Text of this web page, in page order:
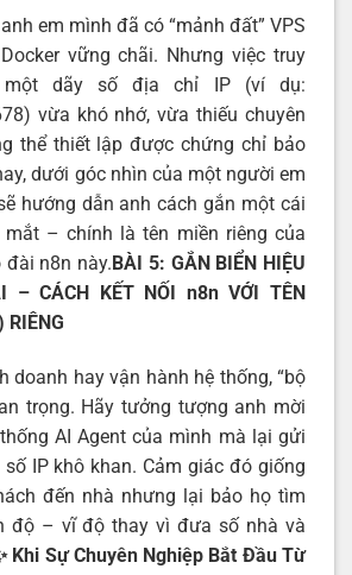
em mình đã có “mảnh đất” VPS
vững chãi. Nhưng việc truy
dãy số địa chỉ IP (ví dụ:
vừa khó nhớ, vừa thiếu chuyên
thể thiết lập được chứng chỉ bảo
dưới góc nhìn của một người em
hướng dẫn anh cách gắn một cái
mắt – chính là tên miền riêng của
n8n này.BÀI 5: GẮN BIỂN HIỆU
– CÁCH KẾT NỐI n8n VỚI TÊN
RIÊNG
doanh hay vận hành hệ thống, “bộ
trọng. Hãy tưởng tượng anh mời
AI Agent của mình mà lại gửi
IP khô khan. Cảm giác đó giống
đến nhà nhưng lại bảo họ tìm
độ – vĩ độ thay vì đưa số nhà và
Khi Sự Chuyên Nghiệp Bắt Đầu Từ